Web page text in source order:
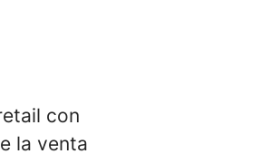
con
la venta